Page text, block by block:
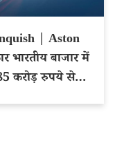
| Aston
भारतीय बाजार में
करोड़ रुपये से